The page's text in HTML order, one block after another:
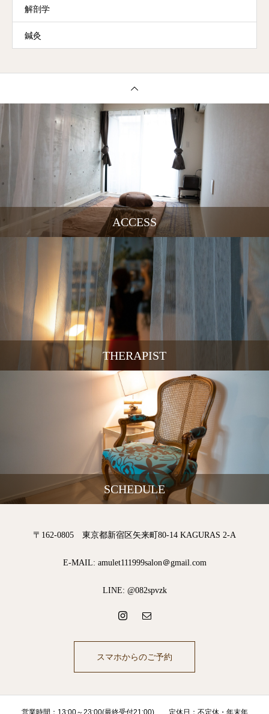
解剖学
鍼灸
ACCESS
THERAPIST
SCHEDULE
〒162-0805 東京都新宿区矢来町80-14 KAGURAS 2-A
E-MAIL: amulet111999salon＠gmail.com
LINE: @082spvzk
スマホからのご予約
営業時間：13:00～23:00(最終受付21:00) 定休日：不定休・年末年